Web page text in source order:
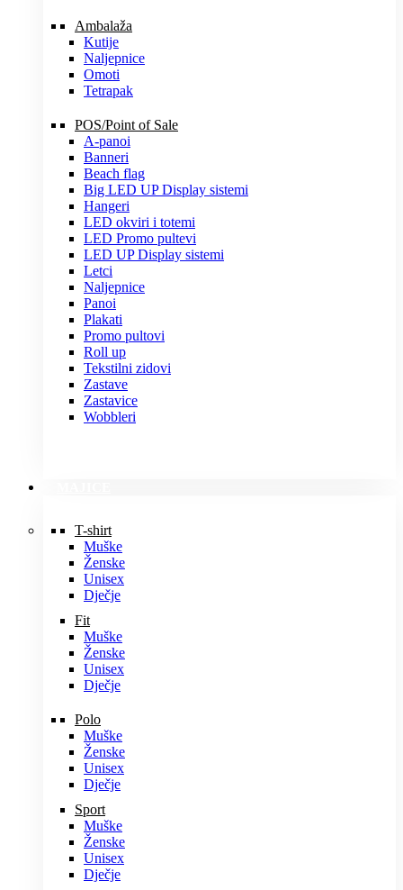
Ambalaža
Kutije
Naljepnice
Omoti
Tetrapak
POS/Point of Sale
A-panoi
Banneri
Beach flag
Big LED UP Display sistemi
Hangeri
LED okviri i totemi
LED Promo pultevi
LED UP Display sistemi
Letci
Naljepnice
Panoi
Plakati
Promo pultovi
Roll up
Tekstilni zidovi
Zastave
Zastavice
Wobbleri
T-shirt
Muške
Ženske
Unisex
Dječje
Fit
Muške
Ženske
Unisex
Dječje
Polo
Muške
Ženske
Unisex
Dječje
Sport
Muške
Ženske
Unisex
Dječje